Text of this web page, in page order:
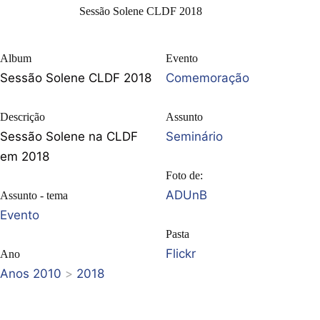
Sessão Solene CLDF 2018
Album
Sessão Solene CLDF 2018
Descrição
Sessão Solene na CLDF
em 2018
Assunto - tema
Evento
Ano
Anos 2010 > 2018
Evento
Comemoração
Assunto
Seminário
Foto de:
ADUnB
Pasta
Flickr